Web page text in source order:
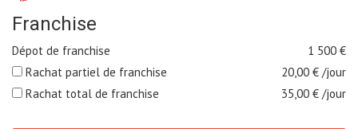
Franchise
Dépot de franchise 1 500 €
Rachat partiel de franchise
20,00 € /jour
Rachat total de franchise
35,00 € /jour